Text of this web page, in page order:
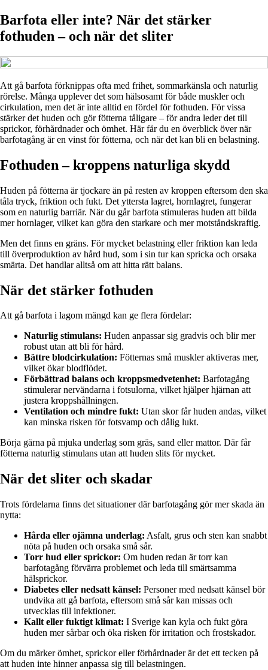
Barfota eller inte? När det stärker
fothuden – och när det sliter
Att gå barfota förknippas ofta med frihet, sommarkänsla och naturlig
rörelse. Många upplever det som hälsosamt för både muskler och
cirkulation, men det är inte alltid en fördel för fothuden. För vissa
stärker det huden och gör fötterna tåligare – för andra leder det till
sprickor, förhårdnader och ömhet. Här får du en överblick över när
barfotagång är en vinst för fötterna, och när det kan bli en belastning.
Fothuden – kroppens naturliga skydd
Huden på fötterna är tjockare än på resten av kroppen eftersom den ska
tåla tryck, friktion och fukt. Det yttersta lagret, hornlagret, fungerar
som en naturlig barriär. När du går barfota stimuleras huden att bilda
mer hornlager, vilket kan göra den starkare och mer motståndskraftig.
Men det finns en gräns. För mycket belastning eller friktion kan leda
till överproduktion av hård hud, som i sin tur kan spricka och orsaka
smärta. Det handlar alltså om att hitta rätt balans.
När det stärker fothuden
Att gå barfota i lagom mängd kan ge flera fördelar:
Naturlig stimulans: Huden anpassar sig gradvis och blir mer
robust utan att bli för hård.
Bättre blodcirkulation: Fötternas små muskler aktiveras mer,
vilket ökar blodflödet.
Förbättrad balans och kroppsmedvetenhet: Barfotagång
stimulerar nervändarna i fotsulorna, vilket hjälper hjärnan att
justera kroppshållningen.
Ventilation och mindre fukt: Utan skor får huden andas, vilket
kan minska risken för fotsvamp och dålig lukt.
Börja gärna på mjuka underlag som gräs, sand eller mattor. Där får
fötterna naturlig stimulans utan att huden slits för mycket.
När det sliter och skadar
Trots fördelarna finns det situationer där barfotagång gör mer skada än
nytta:
Hårda eller ojämna underlag: Asfalt, grus och sten kan snabbt
nöta på huden och orsaka små sår.
Torr hud eller sprickor: Om huden redan är torr kan
barfotagång förvärra problemet och leda till smärtsamma
hälsprickor.
Diabetes eller nedsatt känsel: Personer med nedsatt känsel bör
undvika att gå barfota, eftersom små sår kan missas och
utvecklas till infektioner.
Kallt eller fuktigt klimat: I Sverige kan kyla och fukt göra
huden mer sårbar och öka risken för irritation och frostskador.
Om du märker ömhet, sprickor eller förhårdnader är det ett tecken på
att huden inte hinner anpassa sig till belastningen.